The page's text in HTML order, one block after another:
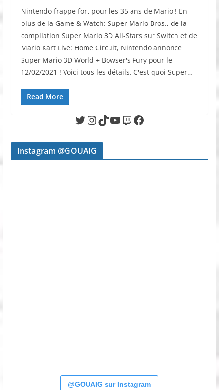
Nintendo frappe fort pour les 35 ans de Mario ! En
plus de la Game & Watch: Super Mario Bros., de la
compilation Super Mario 3D All-Stars sur Switch et de
Mario Kart Live: Home Circuit, Nintendo annonce
Super Mario 3D World + Bowser's Fury pour le
12/02/2021 ! Voici tous les détails. C'est quoi Super…
Read More
Twitter InstagramTikTok YouTube Twitch Facebook
Instagram @GOUAIG
@GOUAIG sur Instagram